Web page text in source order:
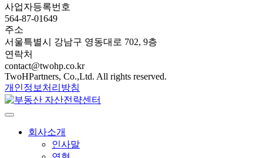
사업자등록번호
564-87-01649
주소
서울특별시 강남구 영동대로 702, 9층
연락처
contact@twohp.co.kr
TwoHPartners, Co.,Ltd. All rights reserved.
개인정보처리방침
회사소개
인사말